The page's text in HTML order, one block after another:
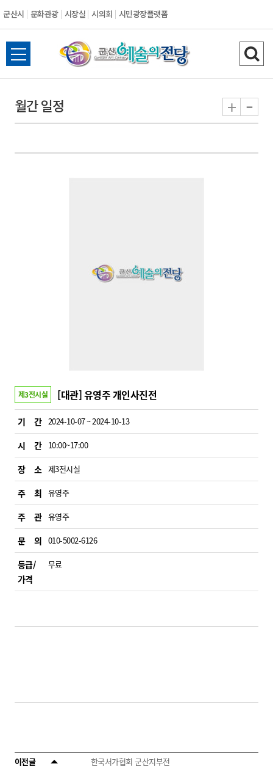
군산시 문화관광 시장실 시의회 시민광장플랫폼
군
산
전
체
뉴
열
검
색
기
월간 일정 + -
제3전시실 [대관] 유영주 개인사진전
기 간 2024-10-07 ~ 2024-10-13
시 간 10:00~17:00
장 소 제3전시실
주 최 유영주
주 관 유영주
문 의 010-5002-6126
등급/
가격
무료
이전글
한국서가협회 군산지부전